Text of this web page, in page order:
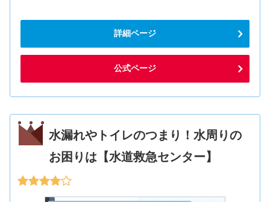
詳細ページ
公式ページ
水漏れやトイレのつまり！水周りの
お困りは【水道救急センター】